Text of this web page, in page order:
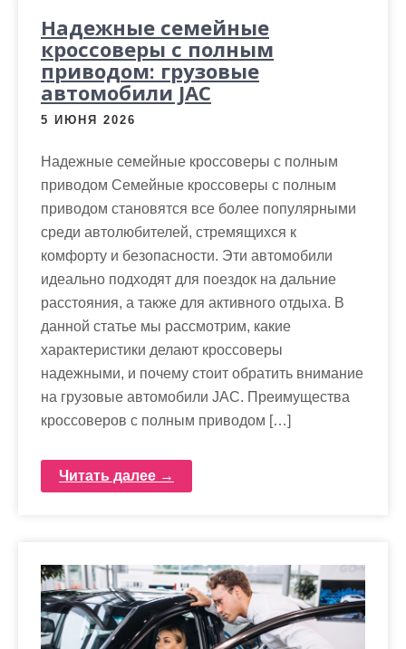
Надежные семейные
кроссоверы с полным
приводом: грузовые
автомобили JAC
5 ИЮНЯ 2026
Надежные семейные кроссоверы с полным
приводом Семейные кроссоверы с полным
приводом становятся все более популярными
среди автолюбителей, стремящихся к
комфорту и безопасности. Эти автомобили
идеально подходят для поездок на дальние
расстояния, а также для активного отдыха. В
данной статье мы рассмотрим, какие
характеристики делают кроссоверы
надежными, и почему стоит обратить внимание
на грузовые автомобили JAC. Преимущества
кроссоверов с полным приводом […]
Читать далее →